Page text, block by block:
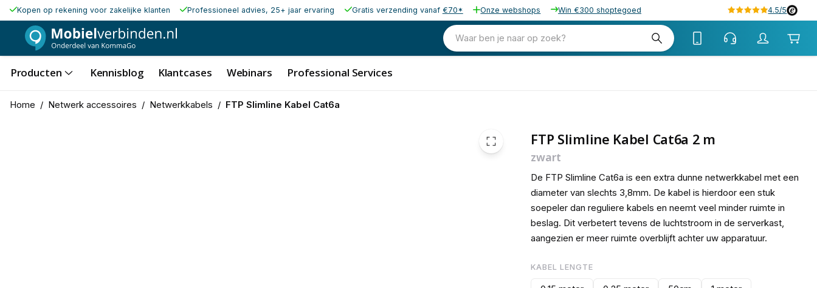
Kopen op rekening voor zakelijke klanten Professioneel advies, 25+ jaar ervaring Gratis verzending vanaf €70* Onze webshops Win €300 shoptegoed 4.5/5
Waar ben je naar op zoek?
Producten Kennisblog Klantcases Webinars Professional Services
Home / Netwerk accessoires / Netwerkkabels / FTP Slimline Kabel Cat6a
FTP Slimline Kabel Cat6a 2 m
zwart
De FTP Slimline Cat6a is een extra dunne netwerkkabel met een
diameter van slechts 3,8mm. De kabel is hierdoor een stuk
soepeler dan reguliere kabels en neemt veel minder ruimte in
beslag. Dit verbetert tevens de luchtstroom in de serverkast,
aangezien er meer ruimte overblijft achter uw apparatuur.
KABEL LENGTE
€ 2,98